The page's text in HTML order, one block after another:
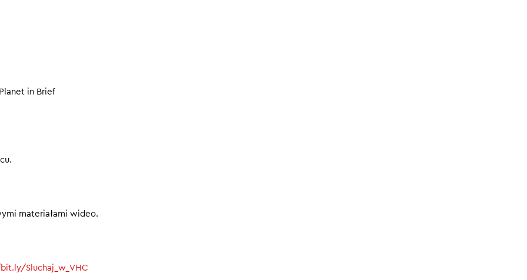
in Brief
materiałami wideo.
Sluchaj_w_VHC